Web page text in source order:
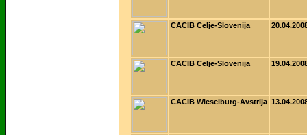
CACIB Celje-Slovenija
CACIB Celje-Slovenija
CACIB Wieselburg-Avstrija